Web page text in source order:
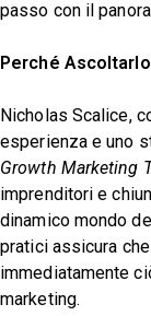
passo con il
Perché
Nicholas Scalice,
esperienza e uno
Growth Marketing
imprenditori e
dinamico mondo
pratici assicura
immediatamente
marketing.